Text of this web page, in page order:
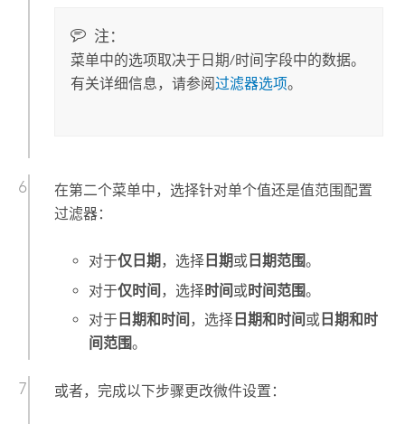
注：
菜单中的选项取决于日期/时间字段中的数据。
有关详细信息，请参阅过滤器选项。
在第二个菜单中，选择针对单个值还是值范围配置
过滤器：
对于仅日期 ，选择 日期或 日期范围。
对于仅时间 ，选择时间或时间范围。
对于 日期和时间 ，选择 日期和时间或 日期和时
间范围。
或者，完成以下步骤更改微件设置：